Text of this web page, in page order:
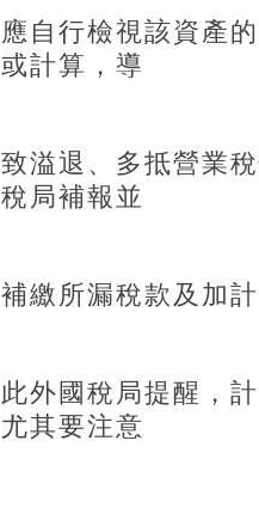
應自行檢視該資產
或計算，導
致溢退、多抵營業
稅局補報並
補繳所漏稅款及加
此外國稅局提醒，
尤其要注意